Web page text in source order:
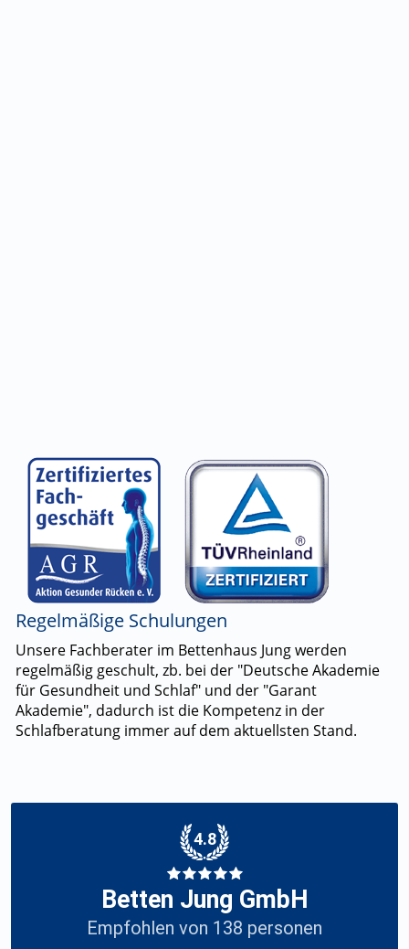
Regelmäßige Schulungen
Unsere Fachberater im Bettenhaus Jung werden
regelmäßig geschult, zb. bei der "Deutsche Akademie
für Gesundheit und Schlaf" und der "Garant
Akademie", dadurch ist die Kompetenz in der
Schlafberatung immer auf dem aktuellsten Stand.
4.8
Betten Jung GmbH
Empfohlen von 138 personen